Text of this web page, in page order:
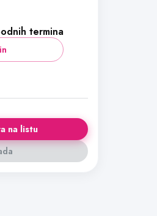
termina
na listu